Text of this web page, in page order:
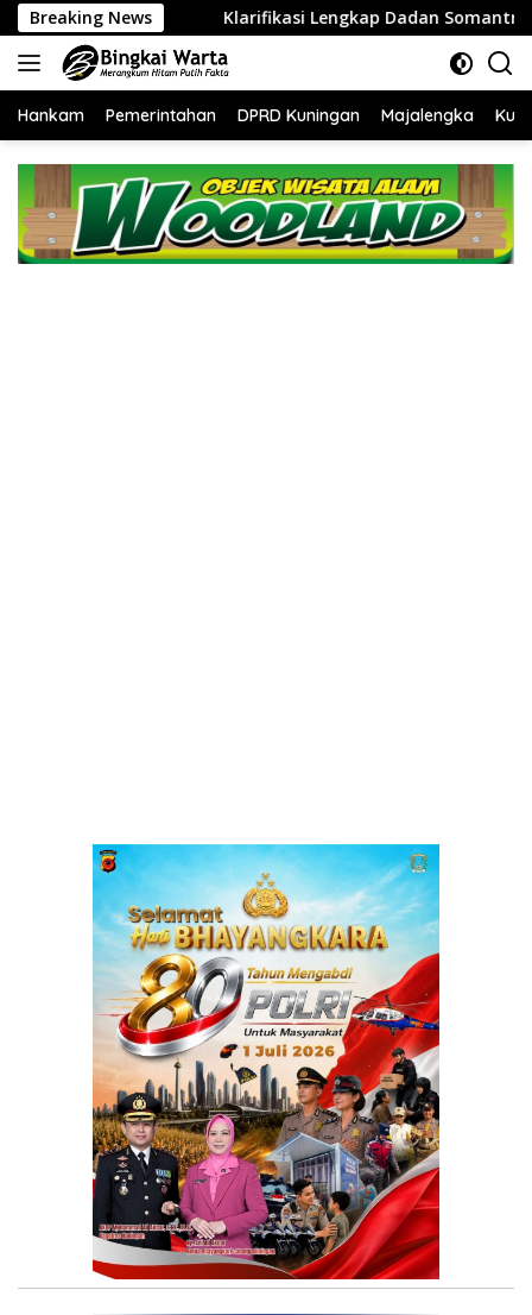
Langsung
ke
konten
Breaking NewsKlarifikasi Lengkap Dadan Somantri Tekait Isu
Hankam Pemerintahan DPRD Kuningan Majalengka